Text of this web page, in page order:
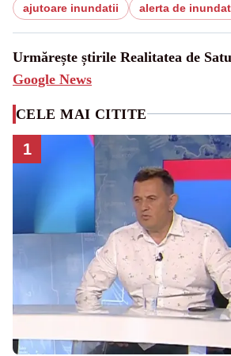
ajutoare inundatii alerta de
Urmărește știrile Realitatea de
Google News
CELE MAI CITITE
1